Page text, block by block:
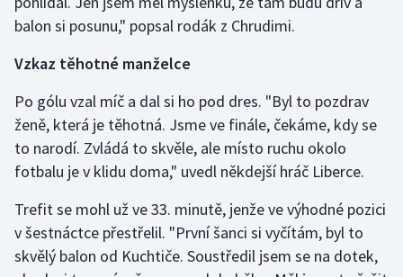
Stolní tenis
Triatlon
Veslování
Vodní slalom
Volejbal
Ostatní
balon si posunu," popsal rodák z Chrudimi.
Vzkaz těhotné manželce
Po gólu vzal míč a dal si ho pod dres. "Byl to pozdrav
ženě, která je těhotná. Jsme ve finále, čekáme, kdy se
to narodí. Zvládá to skvěle, ale místo ruchu okolo
fotbalu je v klidu doma," uvedl někdejší hráč Liberce.
Trefit se mohl už ve 33. minutě, jenže ve výhodné pozici
v šestnáctce přestřelil. "První šanci si vyčítám, byl to
skvělý balon od Kuchtiče. Soustředil jsem se na dotek,